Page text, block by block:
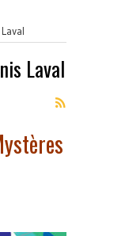
Laval